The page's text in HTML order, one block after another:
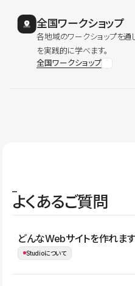
全国ワークショップ
各地域のワークショップを通
を実践的に学べます。
全国ワークショップ
よくあるご質問
どんなWebサイトを作れま
Studioについて